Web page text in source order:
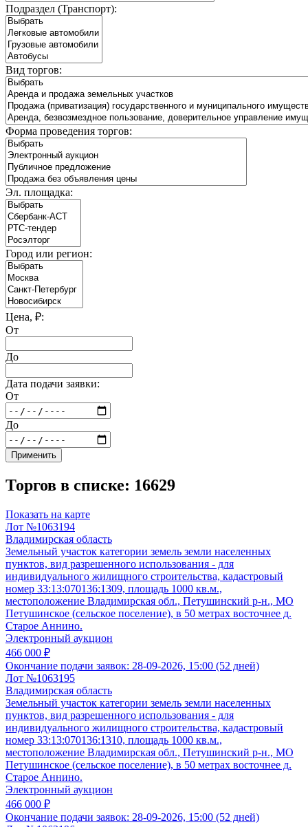
Подраздел (Транспорт):
Вид торгов:
Форма проведения торгов:
Эл. площадка:
Город или регион:
Цена, ₽:
От
До
Дата подачи заявки:
От
До
Применить
Торгов в списке: 16629
Показать на карте
Лот №1063194
Владимирская область
Земельный участок категории земель земли населенных
пунктов, вид разрешенного использования - для
индивидуального жилищного строительства, кадастровый
номер 33:13:070136:1309, площадь 1000 кв.м.,
местоположение Владимирская обл., Петушинский р-н., МО
Петушинское (сельское поселение), в 50 метрах восточнее д.
Старое Аннино.
Электронный аукцион
466 000 ₽
Окончание подачи заявок: 28-09-2026, 15:00 (52 дней)
Лот №1063195
Владимирская область
Земельный участок категории земель земли населенных
пунктов, вид разрешенного использования - для
индивидуального жилищного строительства, кадастровый
номер 33:13:070136:1310, площадь 1000 кв.м.,
местоположение Владимирская обл., Петушинский р-н., МО
Петушинское (сельское поселение), в 50 метрах восточнее д.
Старое Аннино.
Электронный аукцион
466 000 ₽
Окончание подачи заявок: 28-09-2026, 15:00 (52 дней)